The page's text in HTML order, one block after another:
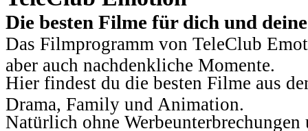
Die besten Filme für dich und
Das Filmprogramm von TeleClub
aber auch nachdenkliche Momente.
Hier findest du die besten Filme aus
Drama, Family und Animation.
Natürlich ohne